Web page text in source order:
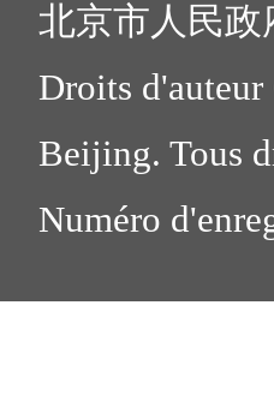
北京市人民政
Droits
Beijing. Tous
Numéro